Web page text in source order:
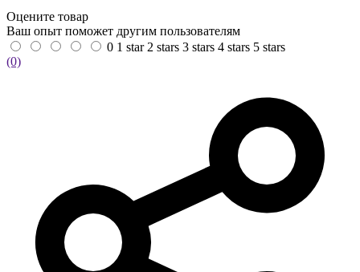
Оцените товар
Ваш опыт поможет другим пользователям
0 1 star 2 stars 3 stars 4 stars 5 stars
(0)